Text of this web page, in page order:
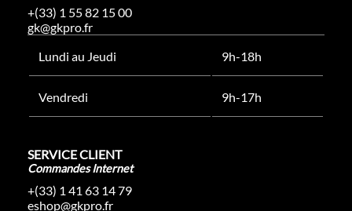
+(33) 1 55 82 15 00
gk@gkpro.fr
Lundi au Jeudi
9h-18h
Vendredi 9h-17h
SERVICE CLIENT
Commandes Internet
+(33) 1 41 63 14 79
eshop@gkpro.fr